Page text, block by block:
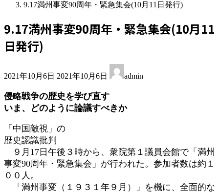
9.17満州事変90周年・緊急集会(10月11日発行)
9.17満州事変90周年・緊急集会(10月11
日発行)
2021年10月6日 終
新
日
:
2021年10月6日 admin
侵略戦争の歴史を学び直す
いま、どのように論議すべきか
「中国敵視」の
歴史認識批判
９月17日午後３時から、衆院第１議員会館で「満州
事変90周年・緊急集会」が行われた。参加者数は約１
００人。
「満州事変（１９３１年９月）」を機に、全面的な